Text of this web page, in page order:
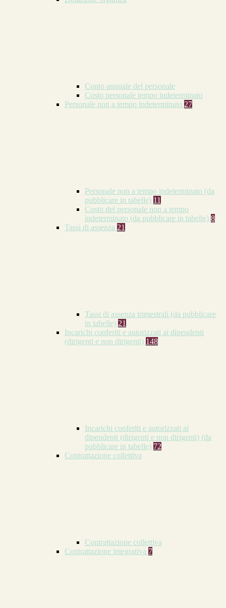
Conto annuale del personale
Costo personale tempo indeterminato
Personale non a tempo indeterminato 27
Personale non a tempo indeterminato (da
pubblicare in tabelle) 11
Costo del personale non a tempo
indeterminato (da pubblicare in tabelle) 8
Tassi di assenza 21
Tassi di assenza trimestrali (da pubblicare
in tabelle) 21
Incarichi conferiti e autorizzati ai dipendenti
(dirigenti e non dirigenti) 148
Incarichi conferiti e autorizzati ai
dipendenti (dirigenti e non dirigenti) (da
pubblicare in tabelle) 72
Contrattazione collettiva
Contrattazione collettiva
Contrattazione integrativa 7